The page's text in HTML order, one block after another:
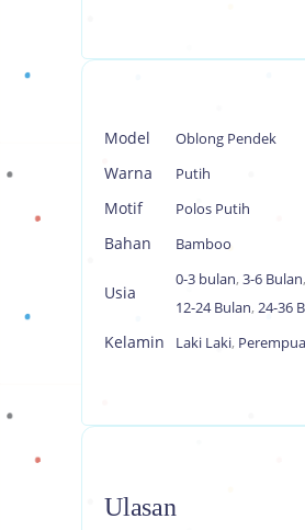
Model Oblong Pendek
Warna Putih
Motif Polos Putih
Bahan Bamboo
Usia
0-3 bulan, 3-6 Bulan,
12-24 Bulan, 24-36
Kelamin Laki Laki,
Ulasan